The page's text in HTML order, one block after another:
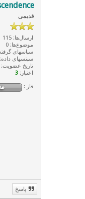
قدیمی
ارسال‌ها: 115
موضوع‌ها: 0
سپاسهای
سپتسهای داده: 0
تاریخ عضویت: September 2015
اعتبار: 3
فاز :
پاسخ